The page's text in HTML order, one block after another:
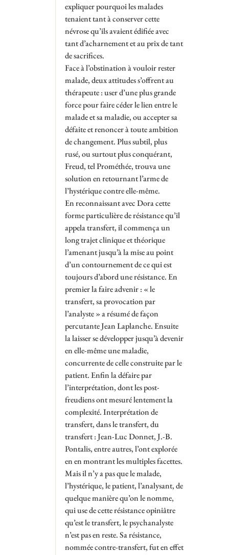
expliquer pourquoi les malades
tenaient tant à conserver cette
névrose qu’ils avaient édifiée avec
tant d’acharnement et au prix de tant
de sacrifices.
Face à l’obstination à vouloir rester
malade, deux attitudes s’offrent au
thérapeute : user d’une plus grande
force pour faire céder le lien entre le
malade et sa maladie, ou accepter sa
défaite et renoncer à toute ambition
de changement. Plus subtil, plus
rusé, ou surtout plus conquérant,
Freud, tel Prométhée, trouva une
solution en retournant l’arme de
l’hystérique contre elle-même.
En reconnaissant avec Dora cette
forme particulière de résistance qu’il
appela transfert, il commença un
long trajet clinique et théorique
l’amenant jusqu’à la mise au point
d’un contournement de ce qui est
toujours d’abord une résistance. En
premier la faire advenir : « le
transfert, sa provocation par
l’analyste » a résumé de façon
percutante Jean Laplanche. Ensuite
la laisser se développer jusqu’à devenir
en elle-même une maladie,
concurrente de celle construite par le
patient. Enfin la défaire par
l’interprétation, dont les post-
freudiens ont mesuré lentement la
complexité. Interprétation de
transfert, dans le transfert, du
transfert : Jean-Luc Donnet, J.-B.
Pontalis, entre autres, l’ont explorée
en en montrant les multiples facettes.
Mais il n’y a pas que le malade,
l’hystérique, le patient, l’analysant, de
quelque manière qu’on le nomme,
qui use de cette résistance opiniâtre
qu’est le transfert, le psychanalyste
n’est pas en reste. Sa résistance,
nommée contre-transfert, fut en effet